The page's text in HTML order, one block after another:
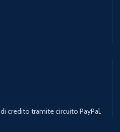
credito tramite circuito PayPal.